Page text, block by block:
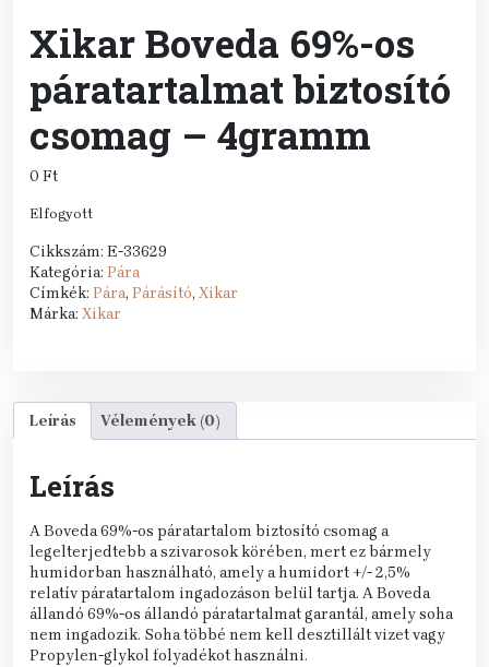
Xikar Boveda 69%-os
páratartalmat biztosító
csomag – 4gramm
0 Ft
Elfogyott
Cikkszám: E-33629
Kategória: Pára
Címkék: Pára, Párásító, Xikar
Márka: Xikar
Leírás Vélemények (0)
Leírás
A Boveda 69%-os páratartalom biztosító csomag a
legelterjedtebb a szivarosok körében, mert ez bármely
humidorban használható, amely a humidort +/- 2,5%
relatív páratartalom ingadozáson belül tartja. A Boveda
állandó 69%-os állandó páratartalmat garantál, amely soha
nem ingadozik. Soha többé nem kell desztillált vizet vagy
Propylen-glykol folyadékot használni.